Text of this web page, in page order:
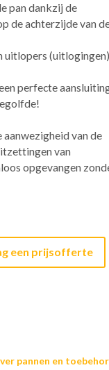
pan dankzij de
de achterzijde van
uitlopers (uitlogingen)
perfecte
van de
van
opgevangen
pannen en
een prijsofferte